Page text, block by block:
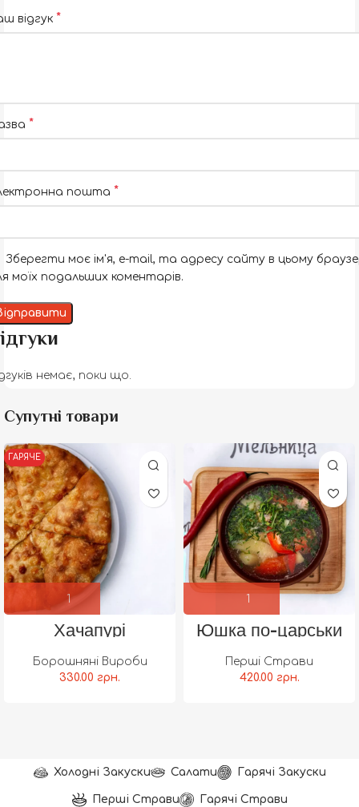
немає, поки що.
відгук *
*
пошта *
Зберегти моє ім'я, e-mail, та адресу сайту в цьому
моїх подальших коментарів.
Супутні товари
ГАРЯЧЕ
Хачапурі
імеретинське
Борошняні Вироби
330.00 грн.
Юшка по-царськи
Перші Страви
420.00 грн.
Холодні Закуски Салати Гарячі Закуски
Перші Страви Гарячі Страви